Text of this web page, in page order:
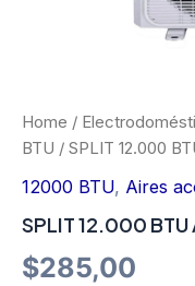
Home /
BTU / SPLIT 12.000
12000 BTU, Aires
SPLIT 12.000 BTU
$285,00